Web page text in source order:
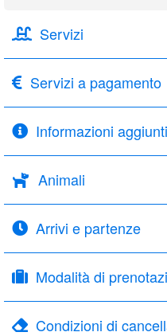
Servizi
Servizi a pagamento
Informazioni
Animali
Arrivi e partenze
Modalità di
Condizioni di